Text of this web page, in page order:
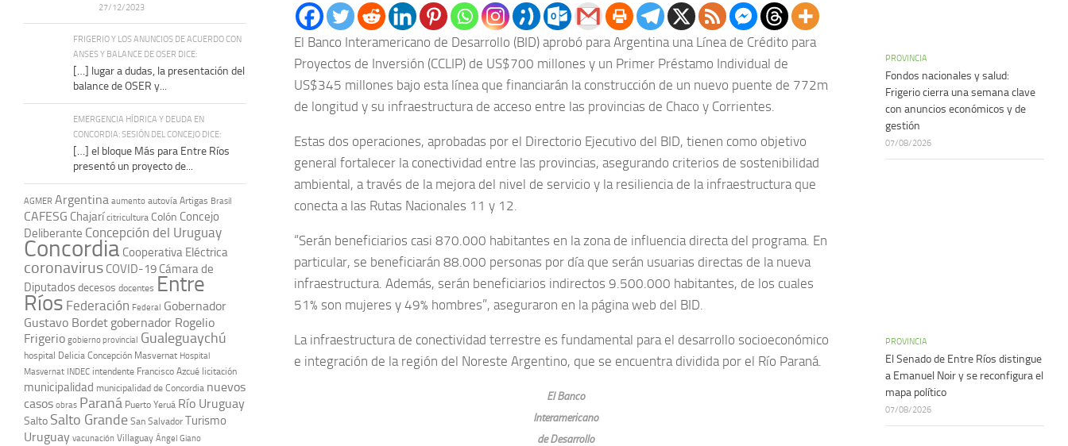
El Banco Interamericano de Desarrollo (BID) aprobó para Argentina una Línea de Crédito para
Proyectos de Inversión (CCLIP) de US$700 millones y un Primer Préstamo Individual de
US$345 millones bajo esta línea que financiarán la construcción de un nuevo puente de 772m
de longitud y su infraestructura de acceso entre las provincias de Chaco y Corrientes.
Estas dos operaciones, aprobadas por el Directorio Ejecutivo del BID, tienen como objetivo
general fortalecer la conectividad entre las provincias, asegurando criterios de sostenibilidad
ambiental, a través de la mejora del nivel de servicio y la resiliencia de la infraestructura que
conecta a las Rutas Nacionales 11 y 12.
“Serán beneficiarios casi 870.000 habitantes en la zona de influencia directa del programa. En
particular, se beneficiarán 88.000 personas por día que serán usuarias directas de la nueva
infraestructura. Además, serán beneficiarios indirectos 9.500.000 habitantes, de los cuales
51% son mujeres y 49% hombres”, aseguraron en la página web del BID.
La infraestructura de conectividad terrestre es fundamental para el desarrollo socioeconómico
e integración de la región del Noreste Argentino, que se encuentra dividida por el Río Paraná.
El Banco
Interamericano
de Desarrollo
27/12/2023
FRIGERIO Y LOS ANUNCIOS DE ACUERDO CON
ANSES Y BALANCE DE OSER DICE:
[…] lugar a dudas, la presentación del
balance de OSER y...
EMERGENCIA HÍDRICA Y DEUDA EN
CONCORDIA: SESIÓN DEL CONCEJO DICE:
[…] el bloque Más para Entre Ríos
presentó un proyecto de...
AGMER Argentina aumento autovía Artigas Brasil
CAFESG Chajarí citricultura Colón Concejo
Deliberante Concepción del Uruguay
Concordia Cooperativa Eléctrica
coronavirus COVID-19 Cámara de
Diputadosdecesos docentes Entre
Ríos Federación Federal Gobernador
Gustavo Bordet gobernador Rogelio
Frigerio gobierno provincial Gualeguaychú
hospital Delicia Concepción Masvernat Hospital
Masvernat INDEC intendente Francisco Azcué licitación
municipalidad municipalidad de Concordia nuevos
casos obras Paraná Puerto Yeruá Río Uruguay
Salto Salto Grande San Salvador Turismo
Uruguay vacunación Villaguay Ángel Giano
PROVINCIA
Fondos nacionales y salud:
Frigerio cierra una semana clave
con anuncios económicos y de
gestión
07/08/2026
PROVINCIA
El Senado de Entre Ríos distingue
a Emanuel Noir y se reconfigura el
mapa político
07/08/2026